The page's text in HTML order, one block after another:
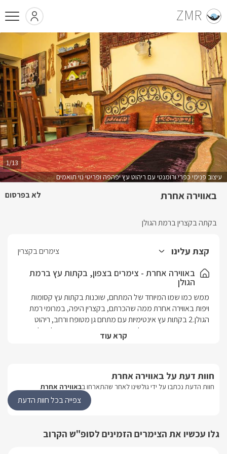
ZMR
באווירה אחרת
בקתה בקצרין ברמת הגולן
לא בפרסום
עיצוב פנימי כפרי ורומנטי עם ריהוט עץ יפהפה ופריטי נוי תואמים
1/13
קצת עלינו צימרים בקצרין
באווירה אחרת - צימרים בצפון, בקתות עץ ברמת
הגולן
בתוך היישוב תוכלו לצאת לאטרקציות מעניינות, טיולים בטבע ועוד.
מבט פנים
מריהוט עץ מלא, מיטה זוגית כפרית מפוארת, מסך LCD, מטבחון
מאובזר, חדר רחצה מעוצב בצבעים חיים וססגוניים עם ג'קוזי זוגי
קרא עוד
חוות דעת על באווירה אחרת
חוות הדעת נכתבו על ידי גולשינו לאחר שהתארחו בבאווירה אחרת
צפייה בכל חוות הדעת
גלו עכשיו את הצימרים הזמינים לסופ"ש הקרוב